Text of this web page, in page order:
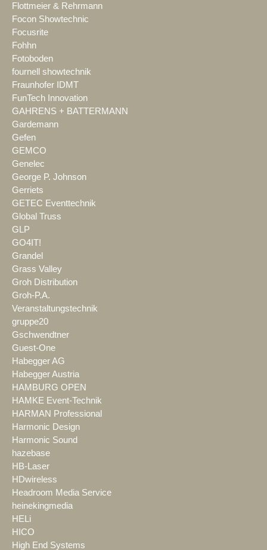
Flottmeier & Rehrmann
Focon Showtechnic
Focusrite
Fohhn
Fotoboden
fournell showtechnik
Fraunhofer IDMT
FunTech Innovation
GAHRENS + BATTERMANN
Gardemann
Gefen
GEMCO
Genelec
George P. Johnson
Gerriets
GETEC Eventtechnik
Global Truss
GLP
GO4IT!
Grandel
Grass Valley
Groh Distribution
Groh-P.A.
Veranstaltungstechnik
gruppe20
Gschwendtner
Guest-One
Habegger AG
Habegger Austria
HAMBURG OPEN
HAMKE Event-Technik
HARMAN Professional
Harmonic Design
Harmonic Sound
hazebase
HB-Laser
HDwireless
Headroom Media Service
heinekingmedia
HELi
HICO
High End Systems